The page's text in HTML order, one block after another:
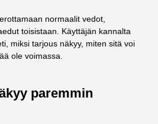
normaalit vedot,
toisistaan. Käyttäjän kannalta
miksi tarjous näkyy, miten sitä voi
ole voimassa.
paremmin